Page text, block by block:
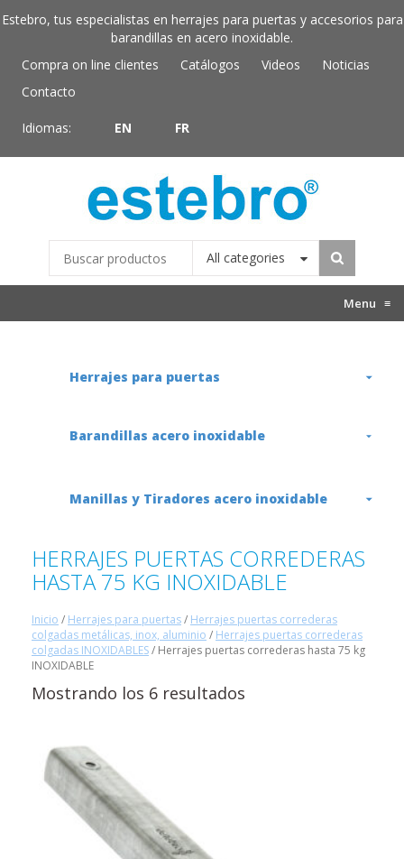
Estebro, tus especialistas en herrajes para puertas y accesorios para
barandillas en acero inoxidable.
Compra on line clientes
Catálogos Videos
Noticias
Contacto
Idiomas: EN FR
All categories
Menu ≡
Herrajes para puertas
Barandillas acero inoxidable
Manillas y Tiradores acero inoxidable
HERRAJES PUERTAS CORREDERAS
HASTA 75 KG INOXIDABLE
Inicio / Herrajes para puertas/ Herrajes puertas correderas
colgadas metálicas, inox, aluminio / Herrajes puertas correderas
colgadas INOXIDABLES/ Herrajes puertas correderas hasta 75 kg
INOXIDABLE
Mostrando los 6 resultados